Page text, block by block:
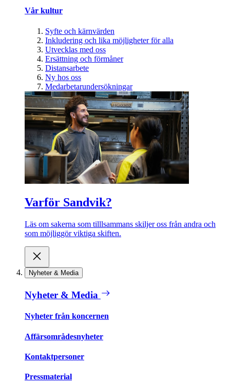
Vår kultur
Syfte och kärnvärden
Inkludering och lika möjligheter för alla
Utvecklas med oss
Ersättning och förmåner
Distansarbete
Ny hos oss
Medarbetarundersökningar
Varför Sandvik?
Läs om sakerna som tilllsammans skiljer oss från andra och
som möjliggör viktiga skiften.
Nyheter & Media
Nyheter & Media
Nyheter från koncernen
Affärsområdesnyheter
Kontaktpersoner
Pressmaterial